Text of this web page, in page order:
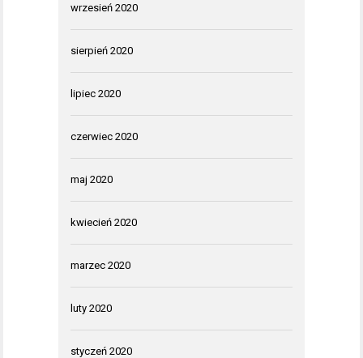
wrzesień 2020
sierpień 2020
lipiec 2020
czerwiec 2020
maj 2020
kwiecień 2020
marzec 2020
luty 2020
styczeń 2020